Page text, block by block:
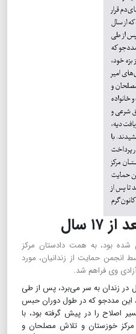
سال
شده بود، به همت دادستان مرکز
انجمن حمایت از زندانیان، مورد
وی فراهم شد.
۱۳۸۸ به اتهام قتل در زندان به سر می‌برد، پس از طی
این مددجو که در طول دوران حبس
اصلاح را در پیش گرفته بود، با
مرکز خوزستان و تلاش مصلحان و